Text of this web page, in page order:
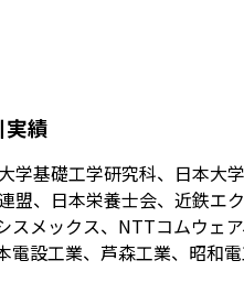
実績
基礎工学研究科、日本大
、日本栄養士会、近鉄
メックス、NTTコムウ
設工業、芦森工業、昭和